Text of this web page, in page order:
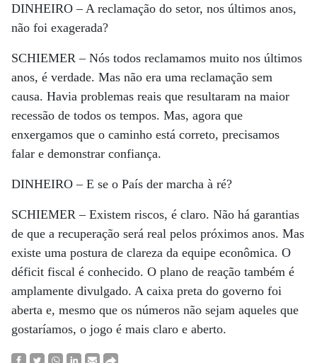
DINHEIRO –A reclamação do setor, nos últimos anos,
não foi exagerada?
SCHIEMER –Nós todos reclamamos muito nos últimos
anos, é verdade. Mas não era uma reclamação sem
causa. Havia problemas reais que resultaram na maior
recessão de todos os tempos. Mas, agora que
enxergamos que o caminho está correto, precisamos
falar e demonstrar confiança.
DINHEIRO –E se o País der marcha à ré?
SCHIEMER –Existem riscos, é claro. Não há garantias
de que a recuperação será real pelos próximos anos. Mas
existe uma postura de clareza da equipe econômica. O
déficit fiscal é conhecido. O plano de reação também é
amplamente divulgado. A caixa preta do governo foi
aberta e, mesmo que os números não sejam aqueles que
gostaríamos, o jogo é mais claro e aberto.